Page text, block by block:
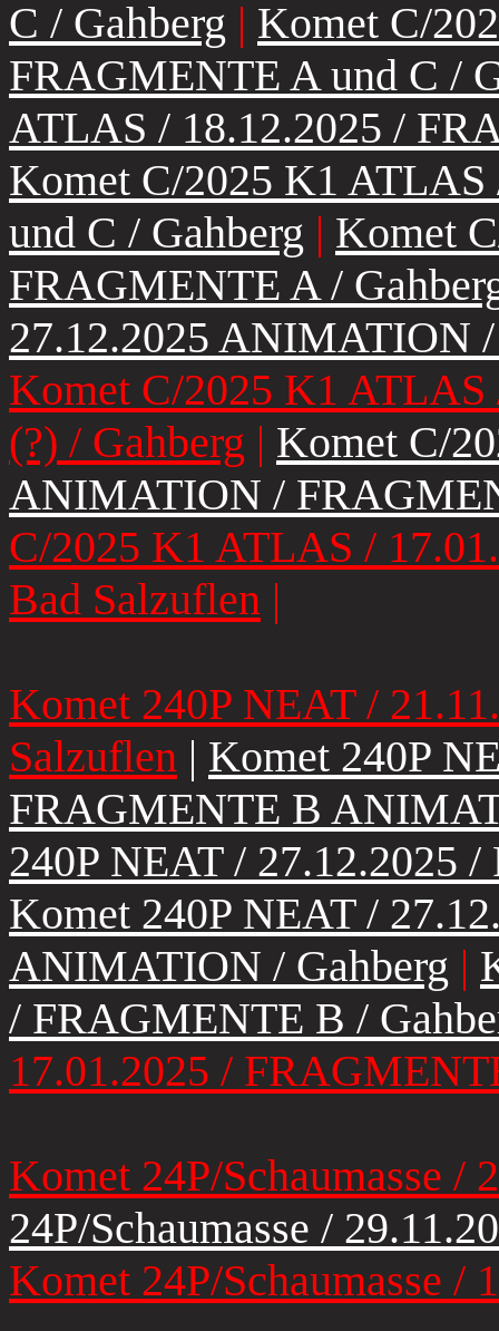
C / Gahberg | Komet C/
FRAGMENTE A und C /
ATLAS / 18.12.2025 /
Komet C/2025 K1
und C / Gahberg | Komet
FRAGMENTE A /
27.12.2025 ANIMATION
Komet C/2025 K1
(?) / Gahberg | Komet C/
ANIMATION /
C/2025 K1 ATLAS /
Bad Salzuflen |
Komet 240P NEAT /
Salzuflen | Komet 240P
FRAGMENTE B
240P NEAT / 27.12.2025
Komet 240P NEAT /
ANIMATION / Gahberg |
/ FRAGMENTE B /
17.01.2025 /
Komet 24P/Schaumasse /
24P/Schaumasse /
Komet 24P/Schaumasse /